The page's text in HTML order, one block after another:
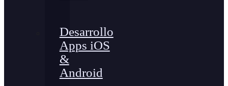
Desarrollo
Apps iOS
&
Android